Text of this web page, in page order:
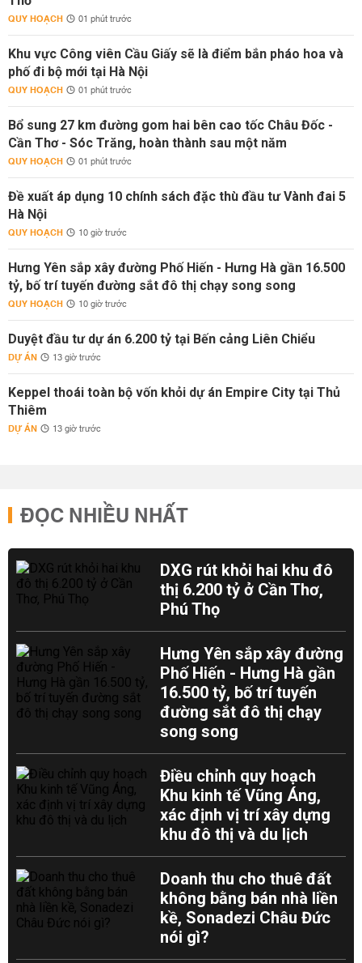
QUY HOẠCH 01 phút trước
Khu vực Công viên Cầu Giấy sẽ là điểm bắn pháo hoa và
phố đi bộ mới tại Hà Nội
QUY HOẠCH 01 phút trước
Bổ sung 27 km đường gom hai bên cao tốc Châu Đốc -
Cần Thơ - Sóc Trăng, hoàn thành sau một năm
QUY HOẠCH 01 phút trước
Đề xuất áp dụng 10 chính sách đặc thù đầu tư Vành đai 5
Hà Nội
QUY HOẠCH 10 giờ trước
Hưng Yên sắp xây đường Phố Hiến - Hưng Hà gần 16.500
tỷ, bố trí tuyến đường sắt đô thị chạy song song
QUY HOẠCH 10 giờ trước
Duyệt đầu tư dự án 6.200 tỷ tại Bến cảng Liên Chiểu
DỰ ÁN 13 giờ trước
Keppel thoái toàn bộ vốn khỏi dự án Empire City tại Thủ
Thiêm
DỰ ÁN 13 giờ trước
ĐỌC NHIỀU NHẤT
DXG rút khỏi hai khu đô
thị 6.200 tỷ ở Cần Thơ,
Phú Thọ
Hưng Yên sắp xây đường
Phố Hiến - Hưng Hà gần
16.500 tỷ, bố trí tuyến
đường sắt đô thị chạy
song song
Điều chỉnh quy hoạch
Khu kinh tế Vũng Áng,
xác định vị trí xây dựng
khu đô thị và du lịch
Doanh thu cho thuê đất
không bằng bán nhà liền
kề, Sonadezi Châu Đức
nói gì?